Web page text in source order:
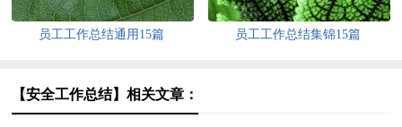
员工工作总结通用15篇 员工工作总结集锦15篇
【安全工作总结】相关文章：